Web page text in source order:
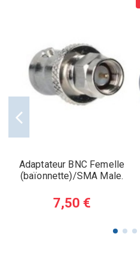
Adaptateur BNC Femelle
(baïonnette)/SMA Male.
7,50 €